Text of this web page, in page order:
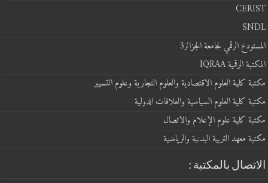
CERIST
SNDL
المستودع الرقمي لجامعة الجزائر3
المكتبة الرقمية IQRAA
مكتبة كلية العلوم الاقتصادية والعلوم التجارية وعلوم التسيير
مكتبة كلية العلوم السياسية والعلاقات الدولية
مكتبة كلية علوم الإعلام والاتصال
مكتبة معهد التربية البدنية والرياضية
الاتصال بالمكتبة :